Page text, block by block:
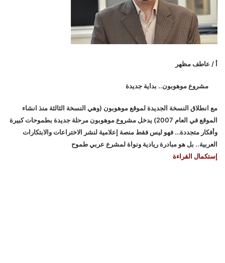
أ / عاطف مظهر
مشروع موهوبون.. بداية جديدة
مع انطلاق النسخة الجديدة لموقع موهوبون (وهي النسخة الثالثة منذ انشاء
الموقع في العام 2007) يدخل مشروع موهوبون مرحلة جديدة بطموحات كبيرة
وأفكار متجددة… فهو ليس فقط منصة إعلامية لنشر الاختراعات والابتكارات
العربية.. بل هو مبادرة ريادية ونواة لمشرع عربي طموح
إستكمال القراءة